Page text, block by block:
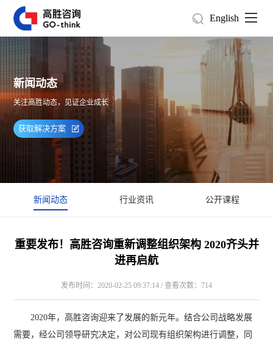
English
新闻动态
关注高胜动态，见证企业成长
获取解决方案
新闻动态 行业资讯 公开课程
重要发布！高胜咨询重新调整组织架构 2020齐头并
进再启航
发布时间：2020-02-25 09:37:14 / 查看次数：714
2020年，高胜咨询迎来了发展的新元年。结合公司战略发展
需要，经公司领导研究决定，对公司现有组织架构进行调整，同